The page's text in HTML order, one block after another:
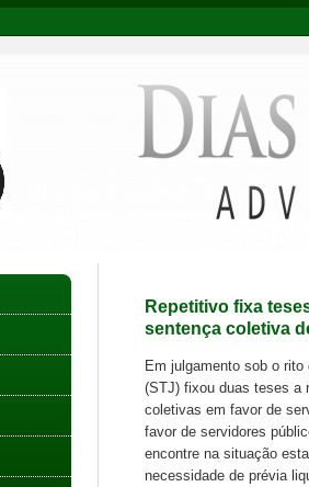
Repetitivo fixa
sentença coletiva
​Em julgamento sob o
(STJ) fixou duas teses a
coletivas em favor de
favor de servidores
encontre na situação
necessidade de prévia